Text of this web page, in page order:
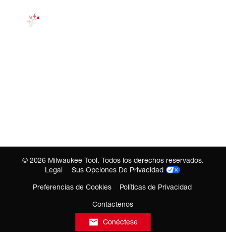
Conéctese
© 2026 Milwaukee Tool. Todos los derechos reservados.
Legal
Sus Opciones De Privacidad
Preferencias de Cookies
Políticas de Privacidad
Contáctenos